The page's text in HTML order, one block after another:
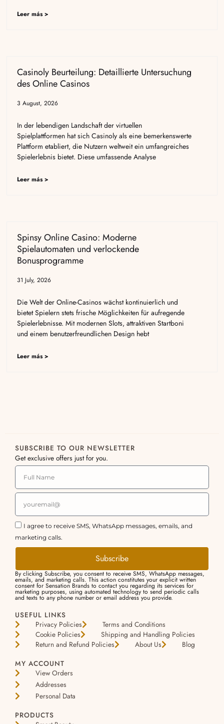
Leer más >
Casinoly Beurteilung: Detaillierte Untersuchung
des Online Casinos
3 August, 2026
In der lebendigen Landschaft der virtuellen
Spielplattformen hat sich Casinoly als eine bemerkenswerte
Plattform etabliert, die Nutzern weltweit ein umfangreiches
Spielerlebnis bietet. Diese umfassende Analyse
Leer más >
Spinsy Online Casino: Moderne
Spielautomaten und verlockende
Bonusprogramme
31 July, 2026
Die Welt der Online-Casinos wächst kontinuierlich und
bietet Spielern stets frische Möglichkeiten für aufregende
Spielerlebnisse. Mit modernen Slots, attraktiven Startboni
und einem benutzerfreundlichen Design hebt
Leer más >
SUBSCRIBE TO OUR NEWSLETTER
Get exclusive offers just for you.
I agree to receive SMS, WhatsApp messages, emails, and
marketing calls.
Subscribe
By clicking Subscribe, you consent to receive SMS, WhatsApp messages,
emails, and marketing calls. This action constitutes your explicit written
consent for Sensation Brands to contact you regarding its services for
marketing purposes, using automated technology to send periodic calls
and texts to any phone number or email address you provide.
USEFUL LINKS
Privacy Policies
Terms and Conditions
Cookie Policies
Shipping and Handling Policies
Return and Refund Policies
About Us
Blog
MY ACCOUNT
View Orders
Addresses
Personal Data
PRODUCTS